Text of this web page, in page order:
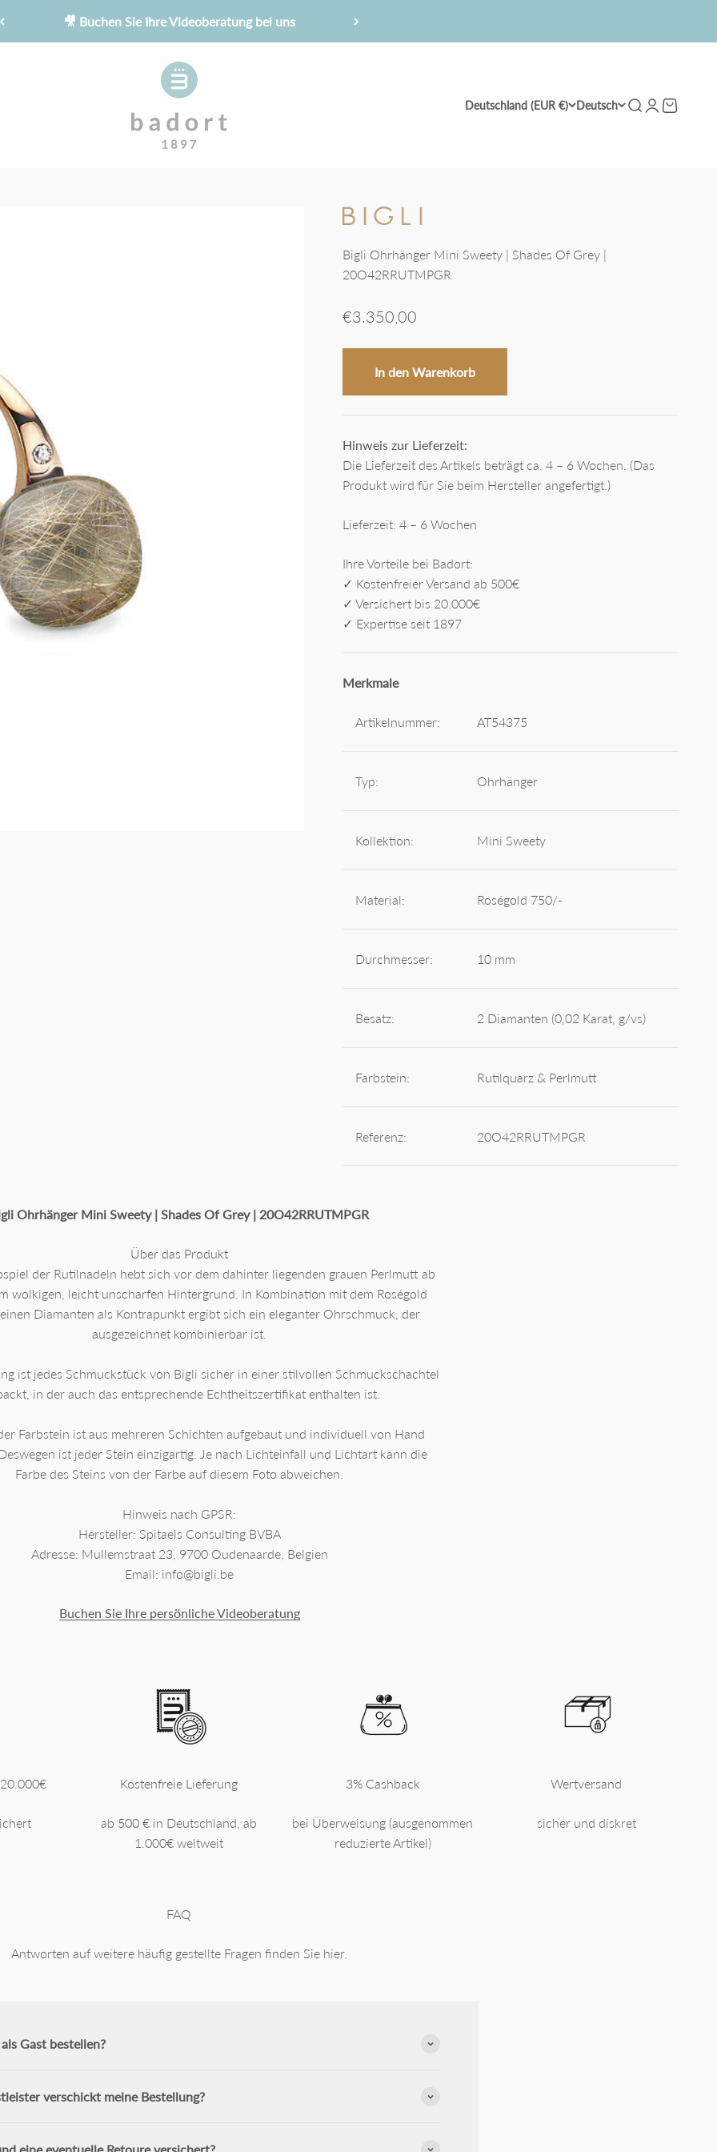
🎥 Buchen Sie Ihre Videoberatung bei uns
Juwelier Badort
Deutschland (EUR €) Deutsch SucheAnmelden
Bigli Ohrhänger Mini Sweety | Shades Of Grey |
20O42RRUTMPGR
Angebot
€3.350,00
In den Warenkorb
Hinweis zur Lieferzeit:
Die Lieferzeit des Artikels beträgt ca. 4 – 6 Wochen. (Das
Produkt wird für Sie beim Hersteller angefertigt.)
Lieferzeit: 4 – 6 Wochen
Ihre Vorteile bei Badort:
✓ Kostenfreier Versand ab 500€
✓ Versichert bis 20.000€
✓ Expertise seit 1897
Merkmale
Artikelnummer: AT54375
Typ: Ohrhänger
Kollektion: Mini Sweety
Material: Roségold 750/-
Durchmesser: 10 mm
Besatz: 2 Diamanten (0,02 Karat, g/vs)
Farbstein: Rutilquarz & Perlmutt
Referenz: 20O42RRUTMPGR
Ohrhänger Mini Sweety | Shades Of Grey | 20O42RRUTMPGR
Über das Produkt
der Rutilnadeln hebt sich vor dem dahinter liegenden grauen Perlmutt ab
wolkigen, leicht unscharfen Hintergrund. In Kombination mit dem Roségold
Diamanten als Kontrapunkt ergibt sich ein eleganter Ohrschmuck, der
ausgezeichnet kombinierbar ist.
ist jedes Schmuckstück von Bigli sicher in einer stilvollen Schmuckschachtel
in der auch das entsprechende Echtheitszertifikat enthalten ist.
Farbstein ist aus mehreren Schichten aufgebaut und individuell von Hand
ist jeder Stein einzigartig. Je nach Lichteinfall und Lichtart kann die
Farbe des Steins von der Farbe auf diesem Foto abweichen.
Hinweis nach GPSR:
Hersteller: Spitaels Consulting BVBA
Adresse: Mullemstraat 23, 9700 Oudenaarde, Belgien
Email: info@bigli.be
Buchen Sie Ihre persönliche Videoberatung
Kostenfreie Lieferung
ab 500 € in Deutschland, ab
1.000€ weltweit
3% Cashback
bei Überweisung (ausgenommen
reduzierte Artikel)
Wertversand
sicher und diskret
FAQ
Antworten auf weitere häufig gestellte Fragen finden Sie hier.
Gast bestellen?
verschickt meine Bestellung?